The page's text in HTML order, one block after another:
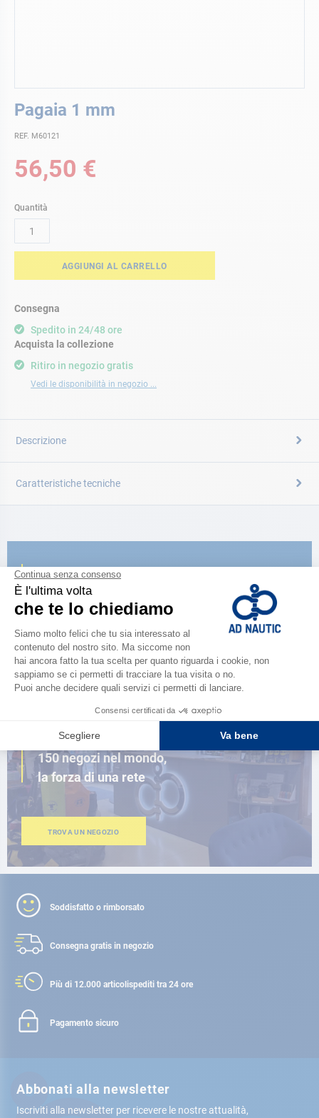
Pagaia 1 mm
REF. M60121
56,50 €
Quantità
AGGIUNGI AL CARRELLO
Consegna
Spedito in 24/48 ore
Ritiro in negozio gratis
Vedi le disponibilità in negozio ...
Acquista la collezione
all'inizio
galleria
immagini
Descrizione
Caratteristiche tecniche
CATALOGARE
Scopri la
nuova guida AD 2026
SFOGLIA IL CATALOGO
VICINO A TE
150 negozi nel mondo,
la forza di una rete
TROVA UN NEGOZIO
Soddisfatto o rimborsato
Consegna gratis in negozio
Più di 12.000 articolispediti tra 24 ore
Pagamento sicuro
Abbonati alla newsletter
Iscriviti alla newsletter per ricevere le nostre attualità,